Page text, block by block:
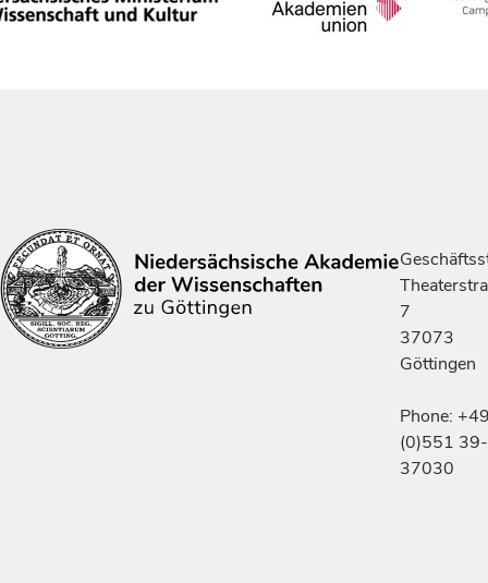
7
37073
Göttingen
Phone:
(0)551 39-
37030